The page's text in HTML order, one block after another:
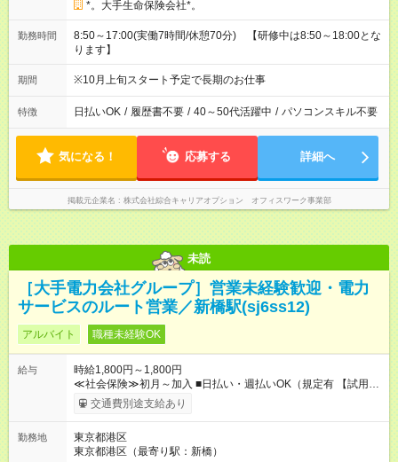
*。大手生命保険会社*。
勤務時間
8:50～17:00(実働7時間/休憩70分) 【研修中は8:50～18:00とな
ります】
期間 ※10月上旬スタート予定で長期のお仕事
特徴 日払いOK / 履歴書不要 / 40～50代活躍中 / パソコンスキル不要
気になる！ 応募する 詳細へ
掲載元企業名 株式会社綜合キャリアオプション オフィスワーク事業部
未読
［大手電力会社グループ］営業未経験歓迎・電力
サービスのルート営業／新橋駅(sj6ss12)
アルバイト 職種未経験OK
給与
時給1,800円～1,800円
≪社会保険≫初月～加入 ■日払い・週払いOK（規定有 【試用期
間】試用期間なし
交通費別途支給あり
勤務地
東京都港区
東京都港区（最寄り駅：新橋）